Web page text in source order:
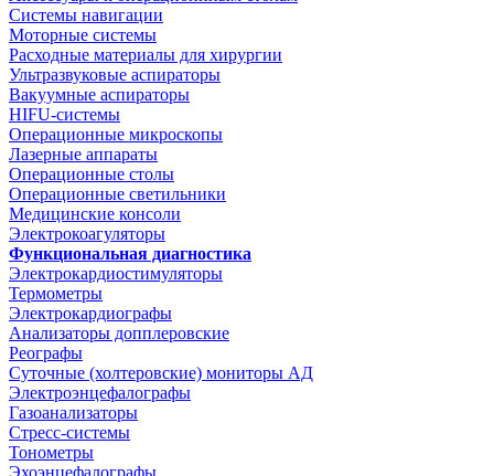
Системы навигации
Моторные системы
Расходные материалы для хирургии
Ультразвуковые аспираторы
Вакуумные аспираторы
HIFU-системы
Операционные микроскопы
Лазерные аппараты
Операционные столы
Операционные светильники
Медицинские консоли
Электрокоагуляторы
Функциональная диагностика
Электрокардиостимуляторы
Термометры
Электрокардиографы
Анализаторы допплеровские
Реографы
Суточные (холтеровские) мониторы АД
Электроэнцефалографы
Газоанализаторы
Стресс-системы
Тонометры
Эхоэнцефалографы